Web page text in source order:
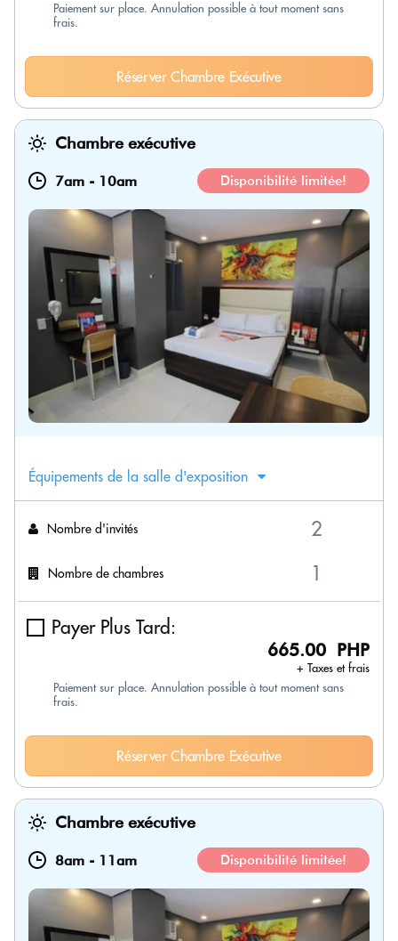
Paiement sur place. Annulation possible à tout moment sans
frais.
Réserver Chambre Exécutive
Chambre exécutive
7am - 10am Disponibilité limitée!
Équipements de la salle d'exposition
Nombre d'invités
Nombre de chambres
Payer Plus Tard:
665.00 PHP
+ Taxes et frais
Paiement sur place. Annulation possible à tout moment sans
frais.
Réserver Chambre Exécutive
Chambre exécutive
8am - 11am Disponibilité limitée!